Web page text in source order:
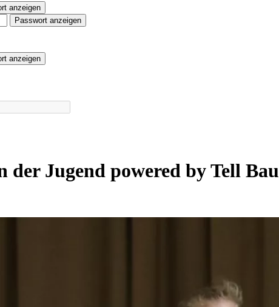
anzeigen
Passwort anzeigen
anzeigen
der Jugend powered by Tell Bau